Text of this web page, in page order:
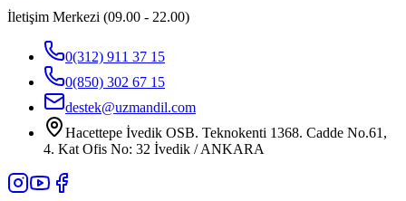
İletişim Merkezi (09.00 - 22.00)
0(312) 911 37 15
0(850) 302 67 15
destek@uzmandil.com
Hacettepe İvedik OSB. Teknokenti 1368. Cadde No.61,
4. Kat Ofis No: 32 İvedik / ANKARA